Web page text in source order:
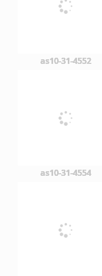
as10-31-4552
as10-31-4554